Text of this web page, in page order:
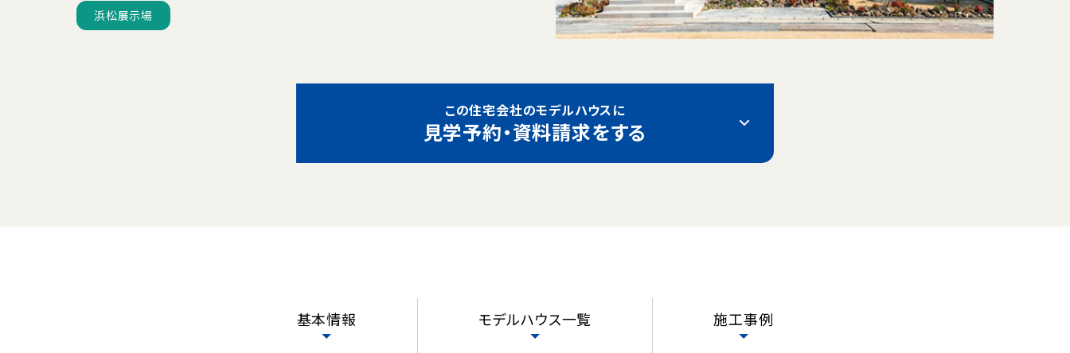
浜松展示場
この住宅会社のモデルハウスに
見学予約・資料請求をする
基本情報 モデルハウス一覧 施工事例